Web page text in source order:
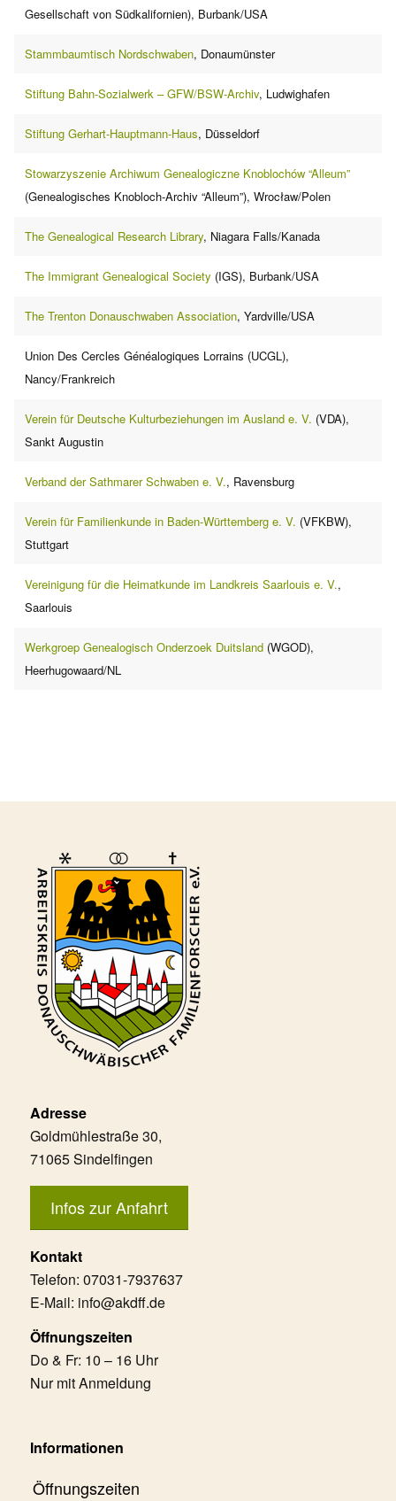
Gesellschaft von Südkalifornien), Burbank/USA
Stammbaumtisch Nordschwaben, Donaumünster
Stiftung Bahn-Sozialwerk – GFW/BSW-Archiv, Ludwighafen
Stiftung Gerhart-Hauptmann-Haus, Düsseldorf
Stowarzyszenie Archiwum Genealogiczne Knoblochów “Alleum”
(Genealogisches Knobloch-Archiv “Alleum”), Wrocław/Polen
The Genealogical Research Library, Niagara Falls/Kanada
The Immigrant Genealogical Society (IGS), Burbank/USA
The Trenton Donauschwaben Association, Yardville/USA
Union Des Cercles Généalogiques Lorrains (UCGL),
Nancy/Frankreich
Verein für Deutsche Kulturbeziehungen im Ausland e. V. (VDA),
Sankt Augustin
Verband der Sathmarer Schwaben e. V., Ravensburg
Verein für Familienkunde in Baden-Württemberg e. V. (VFKBW),
Stuttgart
Vereinigung für die Heimatkunde im Landkreis Saarlouis e. V.,
Saarlouis
Werkgroep Genealogisch Onderzoek Duitsland (WGOD),
Heerhugowaard/NL
Adresse
Goldmühlestraße 30,
71065 Sindelfingen
Infos zur Anfahrt
Kontakt
Telefon: 07031-7937637
E-Mail: info@akdff.de
Öffnungszeiten
Do & Fr: 10 – 16 Uhr
Nur mit Anmeldung
Informationen
Öffnungszeiten